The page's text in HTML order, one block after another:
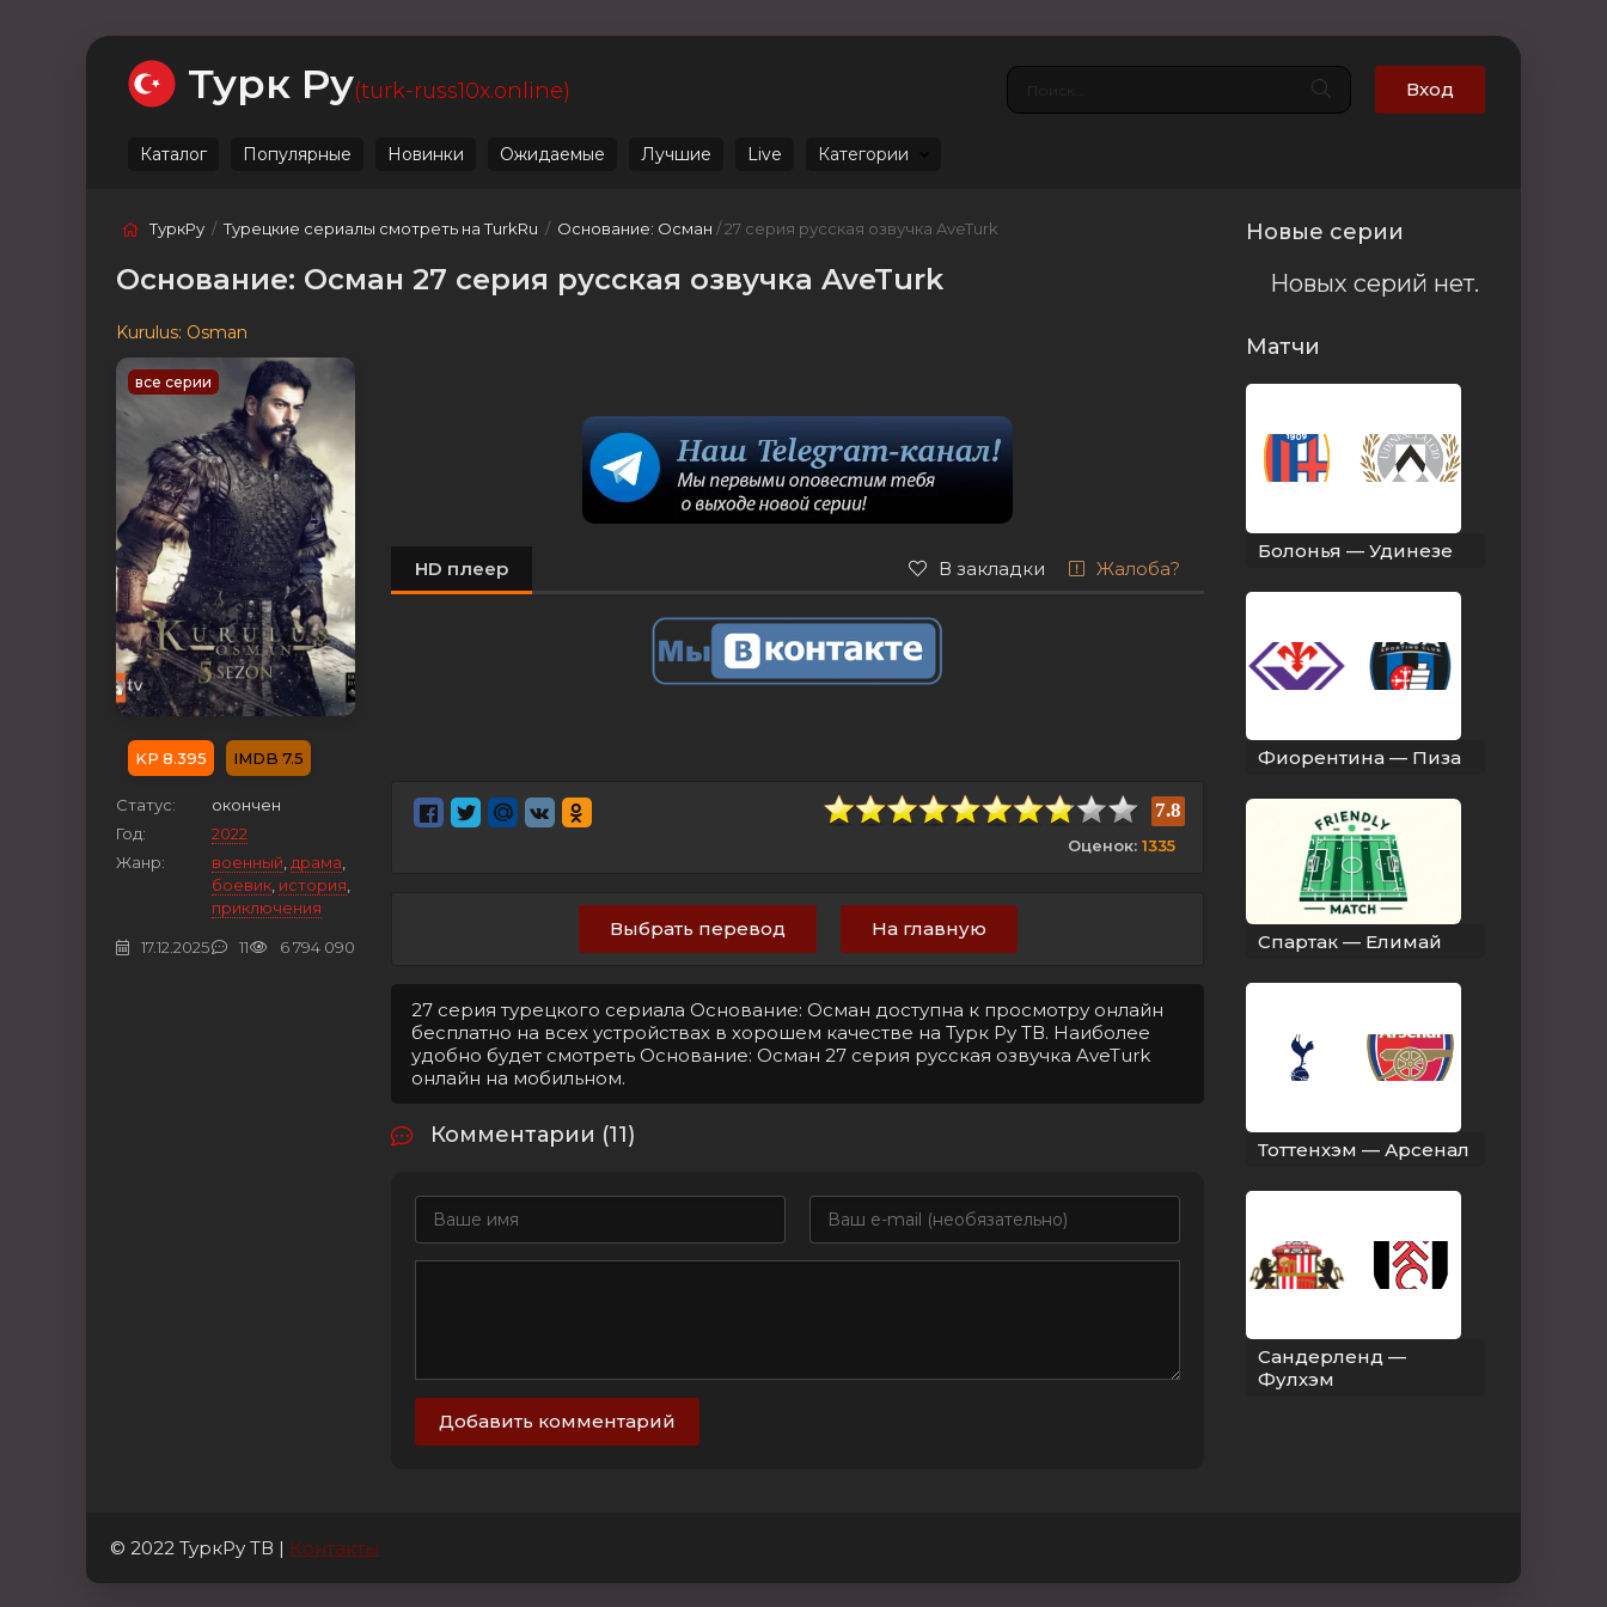
Турк Ру(turk-russ10x.online) Вход
Каталог Популярные Новинки Ожидаемые Лучшие Live Категории
ТуркРу /Турецкие сериалы смотреть на TurkRu / Основание: Осман / 27 серия русская озвучка AveTurk
Основание: Осман 27 серия русская озвучка AveTurk
Kurulus: Osman
все серии
8.395 7.5
Статус:
окончен
Год:
2022
Жанр:
военный драма
боевик история
приключения
6 794 090
11
17.12.2025
HD плеер В закладки Жалоба?
7.8
Оценок: 1335
Выбрать перевод На главную
27 серия турецкого сериала Основание: Осман доступна к просмотру онлайн
бесплатно на всех устройствах в хорошем качестве на Турк Ру ТВ. Наиболее
удобно будет смотреть Основание: Осман 27 серия русская озвучка AveTurk
онлайн на мобильном.
Комментарии (11)
Добавить комментарий
Новые серии
Новых серий нет.
Матчи
Болонья — Удинезе
Фиорентина — Пиза
Спартак — Елимай
Тоттенхэм — Арсенал
Сандерленд —
Фулхэм
© 2022 ТуркРу ТВ | Контакты
Ожидаемые Лучшие